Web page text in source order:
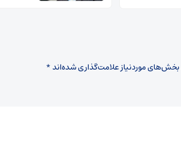
بخش‌های موردنیاز علامت‌گذاری شده‌اند*